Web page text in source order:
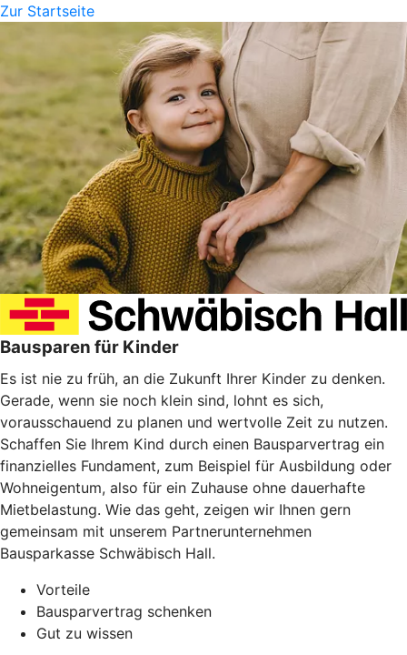
Zur Startseite
Bausparen für Kinder
Es ist nie zu früh, an die Zukunft Ihrer Kinder zu denken.
Gerade, wenn sie noch klein sind, lohnt es sich,
vorausschauend zu planen und wertvolle Zeit zu nutzen.
Schaffen Sie Ihrem Kind durch einen Bausparvertrag ein
finanzielles Fundament, zum Beispiel für Ausbildung oder
Wohneigentum, also für ein Zuhause ohne dauerhafte
Mietbelastung. Wie das geht, zeigen wir Ihnen gern
gemeinsam mit unserem Partnerunternehmen
Bausparkasse Schwäbisch Hall.
Vorteile
Bausparvertrag schenken
Gut zu wissen